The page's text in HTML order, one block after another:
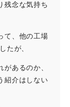
残念な気持ち
て、他の工場
たが、
あるのか、
紹介はしない